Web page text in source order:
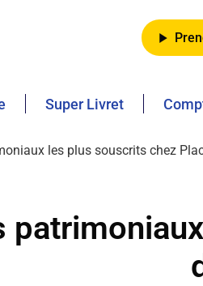
Super Livret
les plus souscrits chez